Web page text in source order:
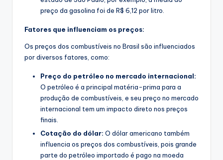
preço da gasolina foi de R$ 6,12 por litro.
Fatores que influenciam os preços:
Os preços dos combustíveis no Brasil são influenciados
por diversos fatores, como:
Preço do petróleo no mercado internacional:
O petróleo é a principal matéria-prima para a
produção de combustíveis, e seu preço no mercado
internacional tem um impacto direto nos preços
finais.
Cotação do dólar: O dólar americano também
influencia os preços dos combustíveis, pois grande
parte do petróleo importado é pago na moeda